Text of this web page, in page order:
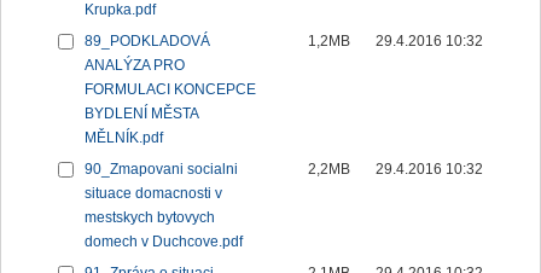
Krupka.pdf
89_PODKLADOVÁ
ANALÝZA PRO
FORMULACI KONCEPCE
BYDLENÍ MĚSTA
MĚLNÍK.pdf
1,2MB 29.4.2016 10:32
90_Zmapovani socialni
situace domacnosti v
mestskych bytovych
domech v Duchcove.pdf
2,2MB 29.4.2016 10:32